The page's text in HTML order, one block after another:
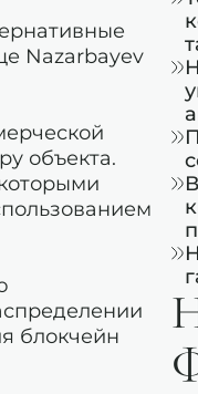
Nazarbayev
объекта.
блокчейн